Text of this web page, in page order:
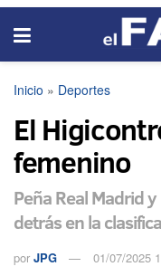
Inicio » Deportes
El
femenino
Peña Real Madrid
detrás en la
por JPG 01/07/2025